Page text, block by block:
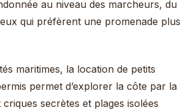
au niveau des marcheurs, du
qui préfèrent une promenade plus
maritimes, la location de petits
permet d’explorer la côte par la
secrètes et plages isolées